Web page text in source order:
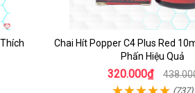
Chai Hít Popper C4 Plus Red
Phấn Hiệu Quả
320.000₫
(737)